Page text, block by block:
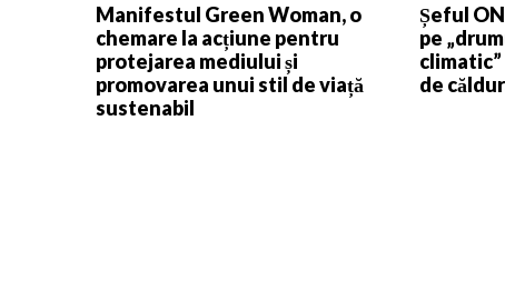
Manifestul Green Woman, o
chemare la acțiune pentru
protejarea mediului și
promovarea unui stil de viață
sustenabil
Șeful
pe
de